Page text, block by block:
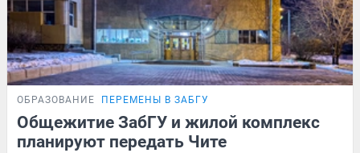
ОБРАЗОВАНИЕ ПЕРЕМЕНЫ В ЗАБГУ
Общежитие ЗабГУ и жилой комплекс
планируют передать Чите